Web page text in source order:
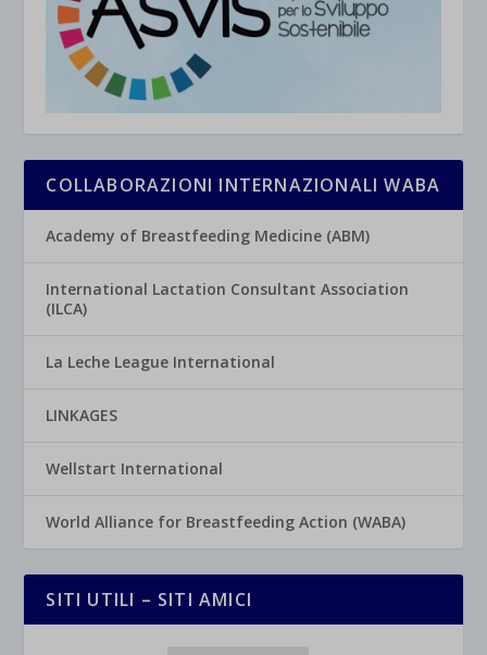
COLLABORAZIONI INTERNAZIONALI WABA
Academy of Breastfeeding Medicine (ABM)
International Lactation Consultant Association
(ILCA)
La Leche League International
LINKAGES
Wellstart International
World Alliance for Breastfeeding Action (WABA)
SITI UTILI – SITI AMICI